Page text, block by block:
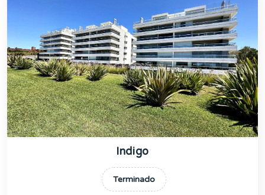
Indigo
Terminado